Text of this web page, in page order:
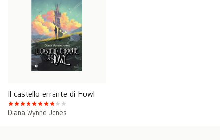
Il castello errante di Howl
Diana Wynne Jones